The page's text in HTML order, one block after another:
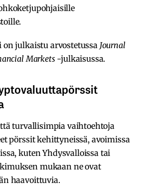
julkaistu arvostetussa Journal
Markets-julkaisussa.
turvallisimpia vaihtoehtoja
pörssit kehittyneissä, avoimissa
kuten Yhdysvalloissa tai
mukaan ne ovat
haavoittuvia.